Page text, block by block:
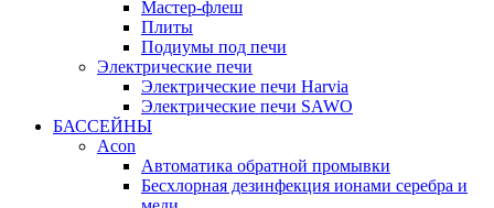
Мастер-флеш
Плиты
Подиумы под печи
Электрические печи
Электрические печи Harvia
Электрические печи SAWO
БАССЕЙНЫ
Acon
Автоматика обратной промывки
Беcхлорная дезинфекция ионами серебра и